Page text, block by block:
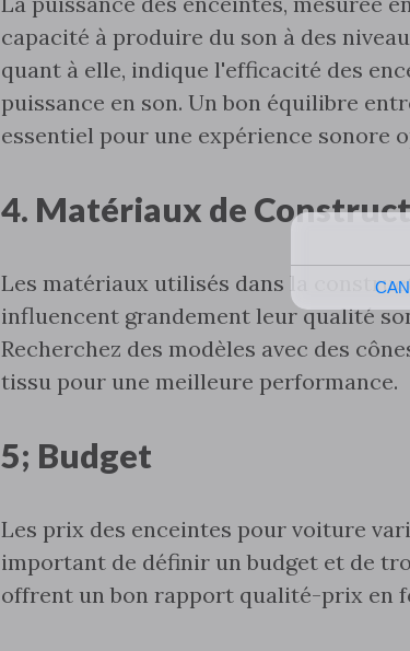
capacité à produire du son à des
quant à elle‚ indique l'efficacité des
puissance en son. Un bon équilibre
essentiel pour une expérience sonore
4. Matériaux de
Les matériaux utilisés dans la
influencent grandement leur qualité
Recherchez des modèles avec des
tissu pour une meilleure performance.
5; Budget
Les prix des enceintes pour voiture
important de définir un budget et de
offrent un bon rapport qualité-prix en